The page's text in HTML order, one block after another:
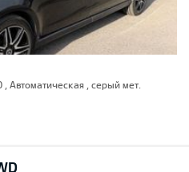
Автоматическая , серый мет.